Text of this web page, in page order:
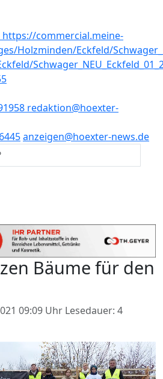
redaktion@hoexter-
anzeigen@hoexter-news.de
Bäume für den
09:09 Uhr Lesedauer: 4